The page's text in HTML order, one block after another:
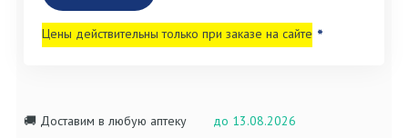
Цены действительны только при заказе на сайте *
🚚 Доставим в любую аптеку до 13.08.2026